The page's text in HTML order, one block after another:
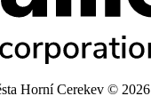
Horní Cerekev © 2026